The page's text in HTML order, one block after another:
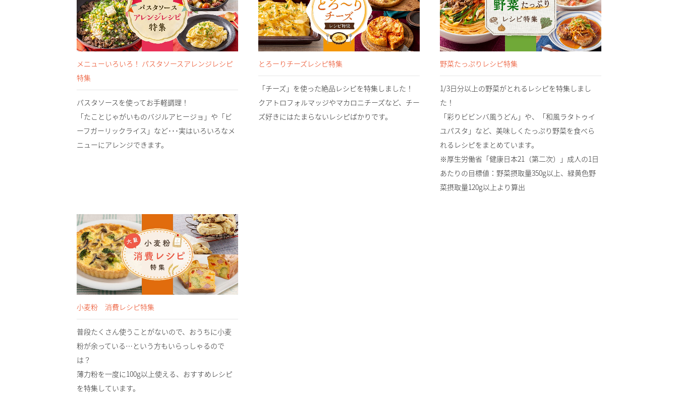
メニューいろいろ！ パスタソースアレンジレシピ
特集
パスタソースを使ってお手軽調理！
「たことじゃがいものバジルアヒージョ」や「ビ
ーフガーリックライス」など･･･実はいろいろなメ
ニューにアレンジできます。
とろーりチーズレシピ特集
「チーズ」を使った絶品レシピを特集しました！
クアトロフォルマッジやマカロニチーズなど、チー
ズ好きにはたまらないレシピばかりです。
野菜たっぷりレシピ特集
1/3日分以上の野菜がとれるレシピを特集しまし
た！
「彩りビビンバ風うどん」や、「和風ラタトゥイ
ユパスタ」など、美味しくたっぷり野菜を食べら
れるレシピをまとめています。
※厚生労働省「健康日本21（第二次）」成人の1日
あたりの目標値：野菜摂取量350g以上、緑黄色野
菜摂取量120g以上より算出
小麦粉 消費レシピ特集
普段たくさん使うことがないので、おうちに小麦
粉が余っている…という方もいらっしゃるので
は？
薄力粉を一度に100g以上使える、おすすめレシピ
を特集しています。